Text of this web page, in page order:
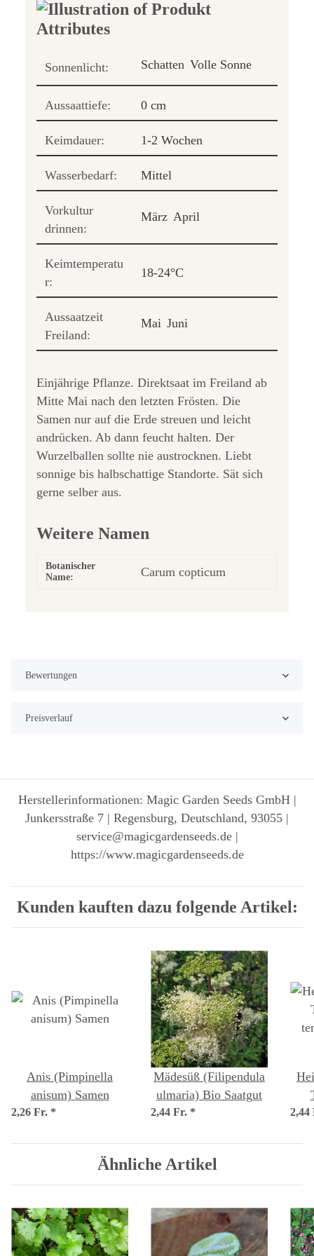
Sonnenlicht: Schatten Volle Sonne
Aussaattiefe: 0 cm
Keimdauer: 1-2 Wochen
Wasserbedarf: Mittel
Vorkultur
drinnen:
März April
Keimtemperatu
r:
18-24°C
Aussaatzeit
Freiland:
Mai Juni
Einjährige Pflanze. Direktsaat im Freiland ab
Mitte Mai nach den letzten Frösten. Die
Samen nur auf die Erde streuen und leicht
andrücken. Ab dann feucht halten. Der
Wurzelballen sollte nie austrocknen. Liebt
sonnige bis halbschattige Standorte. Sät sich
gerne selber aus.
Weitere Namen
Botanischer
Name:
Carum copticum
Bewertungen
Preisverlauf
Herstellerinformationen: Magic Garden Seeds GmbH |
Junkersstraße 7 | Regensburg, Deutschland, 93055 |
service@magicgardenseeds.de |
https://www.magicgardenseeds.de
Kunden kauften dazu folgende Artikel:
Anis (Pimpinella
anisum) Samen
2,26 Fr. *
Mädesüß (Filipendula
ulmaria) Bio Saatgut
2,44 Fr. *
Ähnliche Artikel